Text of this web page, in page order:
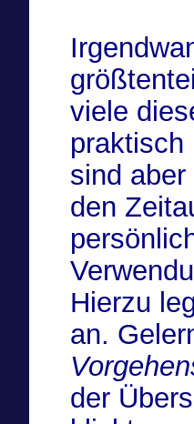
viele
praktisch
sind
den
Hierzu
an.
der